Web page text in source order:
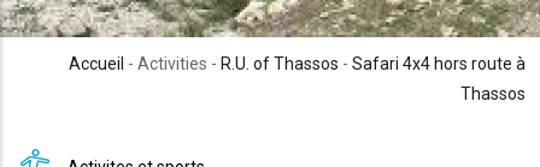
Accueil - Activities - R.U. of Thassos - Safari 4x4 hors route à
Thassos